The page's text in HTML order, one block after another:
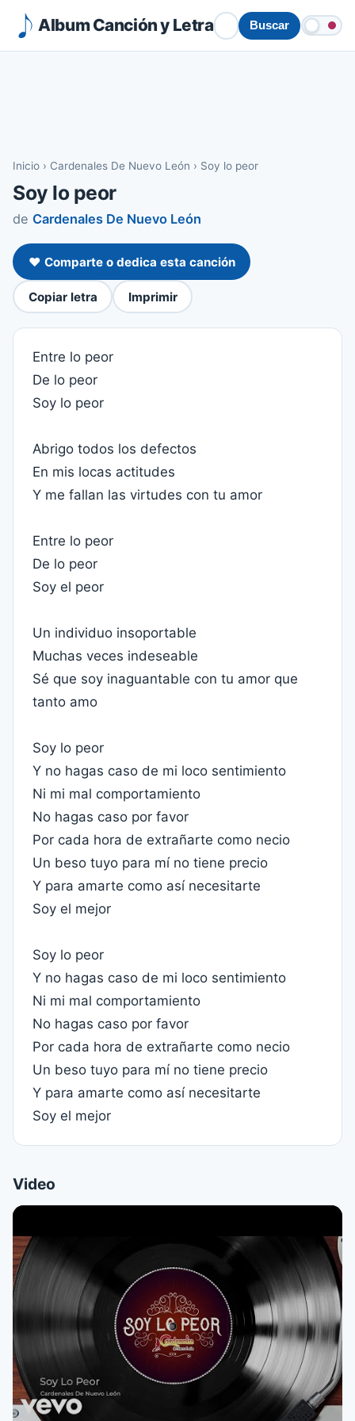
Album Canción y Letra Buscar
Inicio › Cardenales De Nuevo León › Soy lo peor
Soy lo peor
de Cardenales De Nuevo León
❤️ Comparte o dedica esta canción
Copiar letra Imprimir
Entre lo peor
De lo peor
Soy lo peor
Abrigo todos los defectos
En mis locas actitudes
Y me fallan las virtudes con tu amor
Entre lo peor
De lo peor
Soy el peor
Un individuo insoportable
Muchas veces indeseable
Sé que soy inaguantable con tu amor que
tanto amo
Soy lo peor
Y no hagas caso de mi loco sentimiento
Ni mi mal comportamiento
No hagas caso por favor
Por cada hora de extrañarte como necio
Un beso tuyo para mí no tiene precio
Y para amarte como así necesitarte
Soy el mejor
Soy lo peor
Y no hagas caso de mi loco sentimiento
Ni mi mal comportamiento
No hagas caso por favor
Por cada hora de extrañarte como necio
Un beso tuyo para mí no tiene precio
Y para amarte como así necesitarte
Soy el mejor
Video